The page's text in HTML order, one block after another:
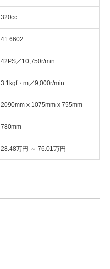
320cc
41.6602
42PS／10,750r/min
3.1kgf・m／9,000r/min
2090mm x 1075mm x 755mm
780mm
28.48万円 ～ 76.01万円